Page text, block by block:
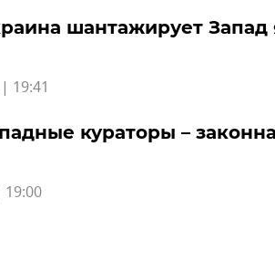
шантажирует
19:41
кураторы –